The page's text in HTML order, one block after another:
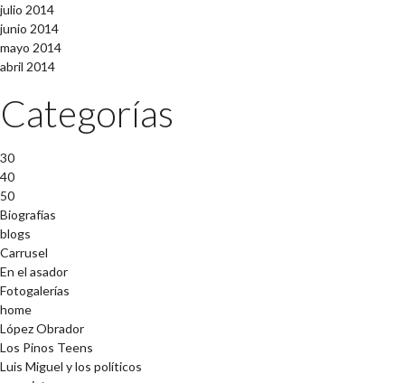
julio 2014
junio 2014
mayo 2014
abril 2014
Categorías
30
40
50
Biografías
blogs
Carrusel
En el asador
Fotogalerías
home
López Obrador
Los Pinos Teens
Luis Miguel y los políticos